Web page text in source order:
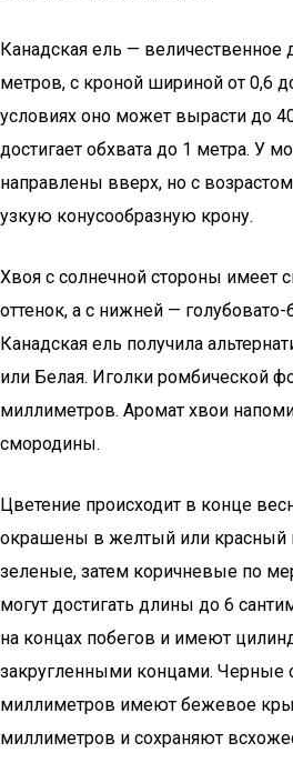
Канадская ель —
метров, с кроной шириной от 0,6
условиях оно может вырасти до
достигает обхвата до 1 метра. У
направлены вверх, но с
узкую конусообразную крону.
Хвоя с солнечной стороны имеет
оттенок, а с нижней —
Канадская ель получила
или Белая. Иголки ромбической
миллиметров. Аромат хвои
смородины.
Цветение происходит в конце
окрашены в желтый или красный
зеленые, затем коричневые по
могут достигать длины до 6
на концах побегов и имеют
закругленными концами. Черные
миллиметров имеют бежевое
миллиметров и сохраняют